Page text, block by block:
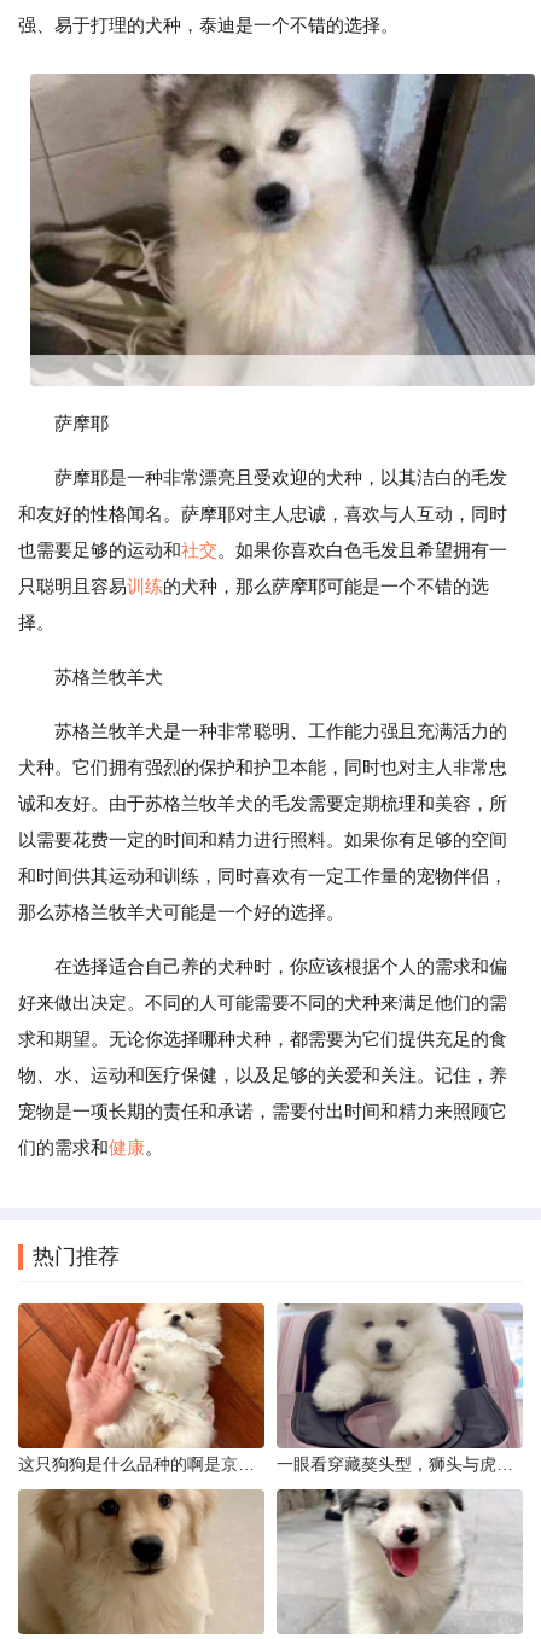
强、易于打理的犬种，泰迪是一个不错的选择。
萨摩耶
萨摩耶是一种非常漂亮且受欢迎的犬种，以其洁白的毛发
和友好的性格闻名。萨摩耶对主人忠诚，喜欢与人互动，同时
也需要足够的运动和社交。如果你喜欢白色毛发且希望拥有一
只聪明且容易训练的犬种，那么萨摩耶可能是一个不错的选
择。
苏格兰牧羊犬
苏格兰牧羊犬是一种非常聪明、工作能力强且充满活力的
犬种。它们拥有强烈的保护和护卫本能，同时也对主人非常忠
诚和友好。由于苏格兰牧羊犬的毛发需要定期梳理和美容，所
以需要花费一定的时间和精力进行照料。如果你有足够的空间
和时间供其运动和训练，同时喜欢有一定工作量的宠物伴侣，
那么苏格兰牧羊犬可能是一个好的选择。
在选择适合自己养的犬种时，你应该根据个人的需求和偏
好来做出决定。不同的人可能需要不同的犬种来满足他们的需
求和期望。无论你选择哪种犬种，都需要为它们提供充足的食
物、水、运动和医疗保健，以及足够的关爱和关注。记住，养
宠物是一项长期的责任和承诺，需要付出时间和精力来照顾它
们的需求和健康。
热门推荐